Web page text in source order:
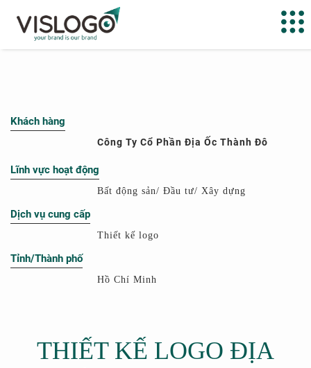
Khách hàng
Công Ty Cổ Phần Địa Ốc Thành Đô
Lĩnh vực hoạt động
Bất động sản/ Đầu tư/ Xây dựng
Dịch vụ cung cấp
Thiết kế logo
Tỉnh/Thành phố
Hồ Chí Minh
THIẾT KẾ LOGO ĐỊA